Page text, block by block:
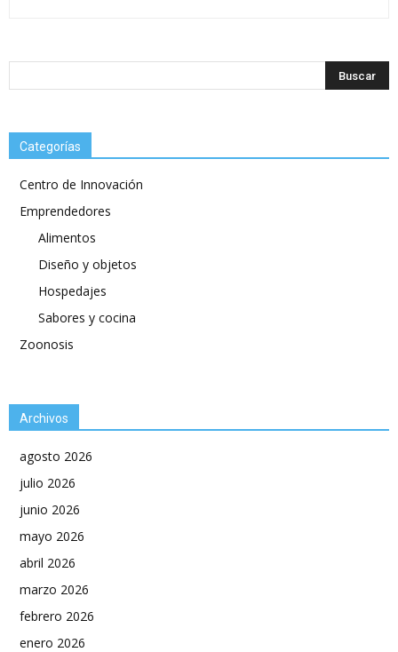
Categorías
Centro de Innovación
Emprendedores
Alimentos
Diseño y objetos
Hospedajes
Sabores y cocina
Zoonosis
Archivos
agosto 2026
julio 2026
junio 2026
mayo 2026
abril 2026
marzo 2026
febrero 2026
enero 2026